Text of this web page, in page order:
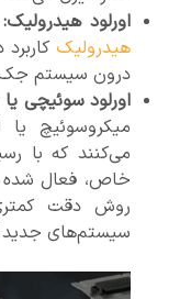
اورلود هیدرولیک:
هیدرولیک
درون سیستم جک
اورلود سوئیچی
میکروسوئیچ یا
می‌کنند که با
خاص، فعال شده
روش دقت
سیستم‌های جدید